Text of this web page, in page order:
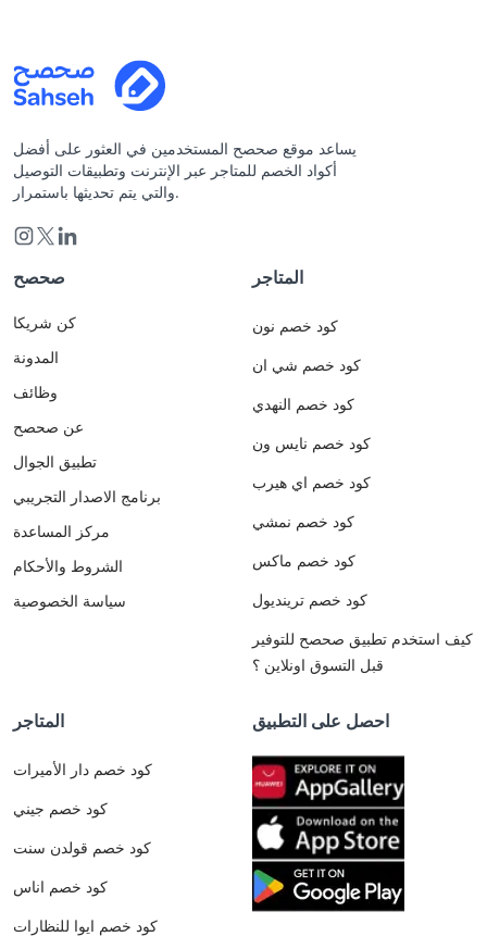
يساعد موقع صحصح المستخدمين في العثور على أفضل
أكواد الخصم للمتاجر عبر الإنترنت وتطبيقات التوصيل
والتي يتم تحديثها باستمرار.
صحصح
كن شريكا
المدونة
وظائف
عن صحصح
تطبيق الجوال
برنامج الاصدار التجريبي
مركز المساعدة
الشروط والأحكام
سياسة الخصوصية
المتاجر
كود خصم نون
كود خصم شي ان
كود خصم النهدي
كود خصم نايس ون
كود خصم اي هيرب
كود خصم نمشي
كود خصم ماكس
كود خصم ترينديول
كيف استخدم تطبيق صحصح للتوفير
قبل التسوق اونلاين ؟
المتاجر
كود خصم دار الأميرات
كود خصم جيني
كود خصم قولدن سنت
كود خصم اناس
كود خصم ايوا للنظارات
احصل على التطبيق